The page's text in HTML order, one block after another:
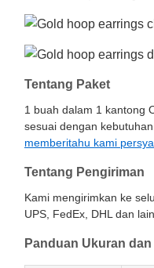
Tentang Paket
1 buah dalam 1 kantong
sesuai dengan kebutuhan
memberitahu kami
Tentang Pengiriman
Kami mengirimkan ke
UPS, FedEx, DHL dan
Panduan Ukuran